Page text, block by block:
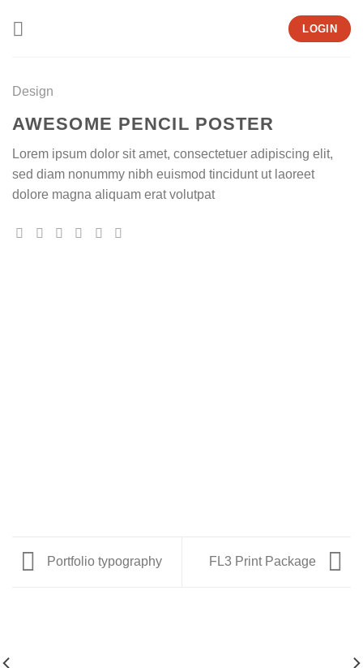
LOGIN
Design
AWESOME PENCIL POSTER
Lorem ipsum dolor sit amet, consectetuer adipiscing elit,
sed diam nonummy nibh euismod tincidunt ut laoreet
dolore magna aliquam erat volutpat
Portfolio typography FL3 Print Package